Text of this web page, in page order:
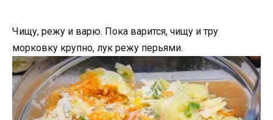
Чищу, режу и варю. Пока варится, чищу и тру
морковку крупно, лук режу перьями.